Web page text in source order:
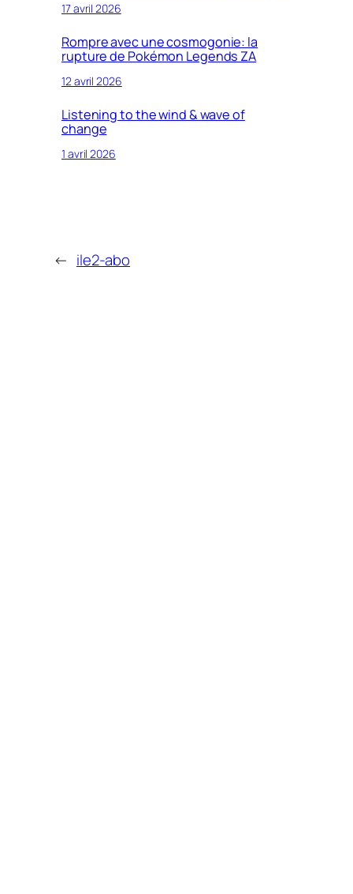
17 avril 2026
Rompre avec une cosmogonie: la
rupture de Pokémon Legends ZA
12 avril 2026
Listening to the wind & wave of
change
1 avril 2026
← ile2-abo